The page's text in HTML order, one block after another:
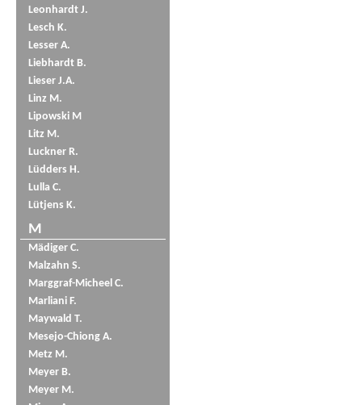
Leonhardt J.
Lesch K.
Lesser A.
Liebhardt B.
Lieser J.A.
Linz M.
Lipowski M
Litz M.
Luckner R.
Lüdders H.
Lulla C.
Lütjens K.
M
Mädiger C.
Malzahn S.
Marggraf-Micheel C.
Marliani F.
Maywald T.
Mesejo-Chiong A.
Metz M.
Meyer B.
Meyer M.